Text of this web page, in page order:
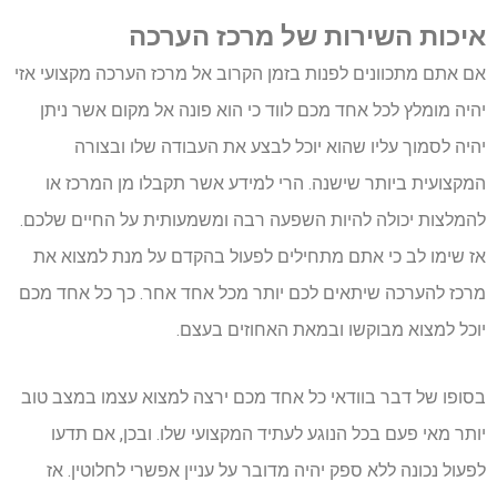
איכות השירות של מרכז הערכה
אם אתם מתכוונים לפנות בזמן הקרוב אל מרכז הערכה מקצועי אזי
יהיה מומלץ לכל אחד מכם לווד כי הוא פונה אל מקום אשר ניתן
יהיה לסמוך עליו שהוא יוכל לבצע את העבודה שלו ובצורה
המקצועית ביותר שישנה. הרי למידע אשר תקבלו מן המרכז או
להמלצות יכולה להיות השפעה רבה ומשמעותית על החיים שלכם.
אז שימו לב כי אתם מתחילים לפעול בהקדם על מנת למצוא את
מרכז להערכה שיתאים לכם יותר מכל אחד אחר. כך כל אחד מכם
יוכל למצוא מבוקשו ובמאת האחוזים בעצם.
בסופו של דבר בוודאי כל אחד מכם ירצה למצוא עצמו במצב טוב
יותר מאי פעם בכל הנוגע לעתיד המקצועי שלו. ובכן, אם תדעו
לפעול נכונה ללא ספק יהיה מדובר על עניין אפשרי לחלוטין. אז